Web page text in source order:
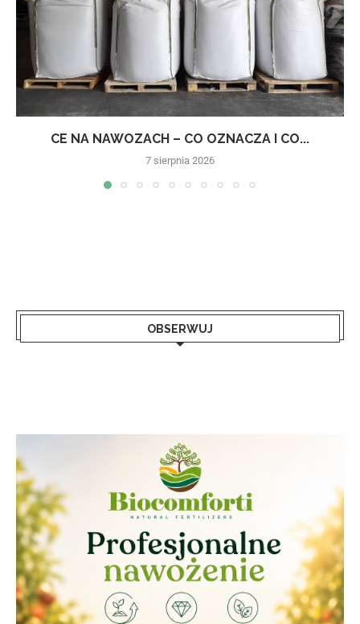
CE NA NAWOZACH – CO OZNACZA I CO...
7 sierpnia 2026
OBSERWUJ